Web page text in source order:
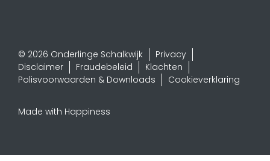
© 2026 Onderlinge Schalkwijk
Privacy
Disclaimer
Fraudebeleid
Klachten
Polisvoorwaarden & Downloads
Cookieverklaring
Made with Happiness